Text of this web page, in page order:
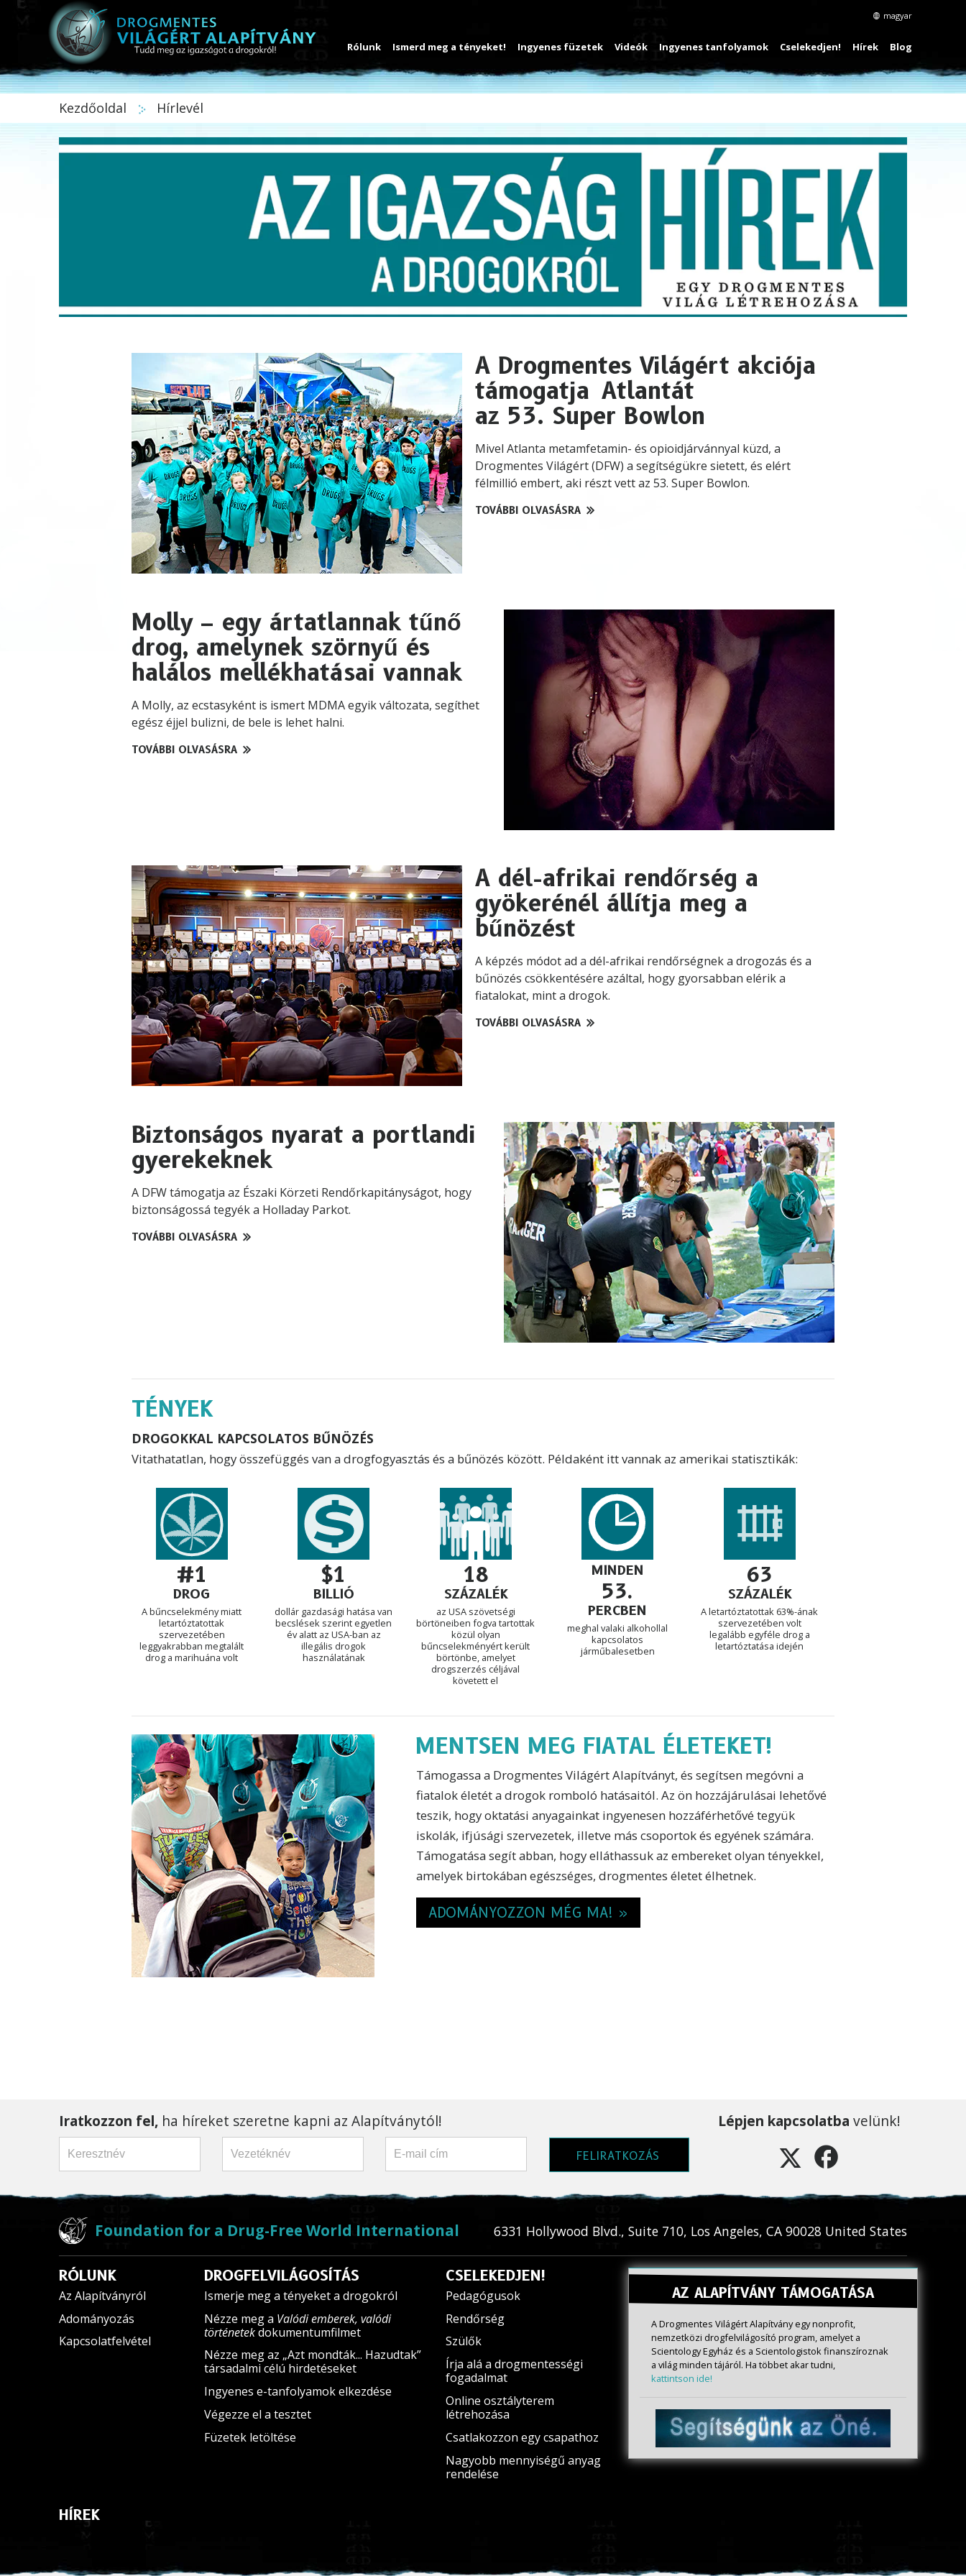
magyar
Rólunk Ismerd meg a tényeket! Ingyenes füzetek Videók Ingyenes tanfolyamok Cselekedjen! Hírek Blog
Kezdőoldal Hírlevél
A Drogmentes Világért akciója
támogatja Atlantát
az 53. Super Bowlon
Mivel Atlanta metamfetamin- és opioidjárvánnyal küzd, a
Drogmentes Világért (DFW) a segítségükre sietett, és elért
félmillió embert, aki részt vett az 53. Super Bowlon.
TOVÁBBI OLVASÁSRA
Molly – egy ártatlannak tűnő
drog, amelynek szörnyű és
halálos mellékhatásai vannak
A Molly, az ecstasyként is ismert MDMA egyik változata, segíthet
egész éjjel bulizni, de bele is lehet halni.
TOVÁBBI OLVASÁSRA
A dél-afrikai rendőrség a
gyökerénél állítja meg a
bűnözést
A képzés módot ad a dél-afrikai rendőrségnek a drogozás és a
bűnözés csökkentésére azáltal, hogy gyorsabban elérik a
fiatalokat, mint a drogok.
TOVÁBBI OLVASÁSRA
Biztonságos nyarat a portlandi
gyerekeknek
A DFW támogatja az Északi Körzeti Rendőrkapitányságot, hogy
biztonságossá tegyék a Holladay Parkot.
TOVÁBBI OLVASÁSRA
TÉNYEK
DROGOKKAL KAPCSOLATOS BŰNÖZÉS
Vitathatatlan, hogy összefüggés van a drogfogyasztás és a bűnözés között. Példaként itt vannak az amerikai statisztikák:
#1
DROG
A bűncselekmény miatt
letartóztatottak
szervezetében
leggyakrabban megtalált
drog a marihuána volt
$1
BILLIÓ
dollár gazdasági hatása van
becslések szerint egyetlen
év alatt az USA-ban az
illegális drogok
használatának
18
SZÁZALÉK
az USA szövetségi
börtöneiben fogva tartottak
közül olyan
bűncselekményért került
börtönbe, amelyet
drogszerzés céljával
követett el
MINDEN
53.
PERCBEN
meghal valaki alkohollal
kapcsolatos
járműbalesetben
63
SZÁZALÉK
A letartóztatottak 63%-ának
szervezetében volt
legalább egyféle drog a
letartóztatása idején
MENTSEN MEG FIATAL ÉLETEKET!
Támogassa a Drogmentes Világért Alapítványt, és segítsen megóvni a
fiatalok életét a drogok romboló hatásaitól. Az ön hozzájárulásai lehetővé
teszik, hogy oktatási anyagainkat ingyenesen hozzáférhetővé tegyük
iskolák, ifjúsági szervezetek, illetve más csoportok és egyének számára.
Támogatása segít abban, hogy elláthassuk az embereket olyan tényekkel,
amelyek birtokában egészséges, drogmentes életet élhetnek.
ADOMÁNYOZZON MÉG MA! »
Iratkozzon fel, ha híreket szeretne kapni az Alapítványtól!
FELIRATKOZÁS
Lépjen kapcsolatba velünk!
Foundation for a Drug-Free World International 6331 Hollywood Blvd., Suite 710, Los Angeles, CA 90028 United States
RÓLUNK
Az Alapítványról
Adományozás
Kapcsolatfelvétel
DROGFELVILÁGOSÍTÁS
Ismerje meg a tényeket a drogokról
Nézze meg a Valódi emberek, valódi
történetekdokumentumfilmet
Nézze meg az „Azt mondták... Hazudtak”
társadalmi célú hirdetéseket
Ingyenes e-tanfolyamok elkezdése
Végezze el a tesztet
Füzetek letöltése
CSELEKEDJEN!
Pedagógusok
Rendőrség
Szülők
Írja alá a drogmentességi
fogadalmat
Online osztályterem
létrehozása
Csatlakozzon egy csapathoz
Nagyobb mennyiségű anyag
rendelése
HÍREK
AZ ALAPÍTVÁNY TÁMOGATÁSA
A Drogmentes Világért Alapítvány egy nonprofit,
nemzetközi drogfelvilágosító program, amelyet a
Scientology Egyház és a Scientologistok finanszíroznak
a világ minden tájáról. Ha többet akar tudni,
kattintson ide!